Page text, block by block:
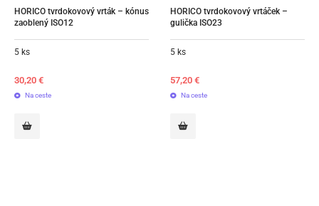
HORICO tvrdokovový vrták – kónus
zaoblený ISO12
5 ks
30,20 €
Na ceste
HORICO tvrdokovový vrtáček –
gulička ISO23
5 ks
57,20 €
Na ceste